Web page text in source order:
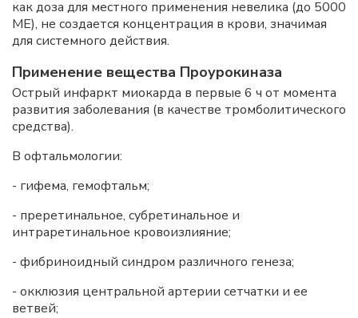
как доза для местного применения невелика (до 5000
ME), не создается концентрация в крови, значимая
для системного действия.
Применение вещества Проурокиназа
Острый инфаркт миокарда в первые 6 ч от момента
развития заболевания (в качестве тромболитического
средства).
В офтальмологии:
- гифема, гемофтальм;
- преретинальное, субретинальное и
интраретинальное кровоизлияние;
- фибриноидный синдром различного генеза;
- окклюзия центральной артерии сетчатки и ее
ветвей;